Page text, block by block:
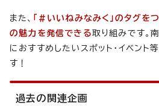
また、
「#いいねみなみく」のタグを
の魅力を発信できる取り組みです。
におすすめしたいスポット・イベント
す！
過去の関連企画